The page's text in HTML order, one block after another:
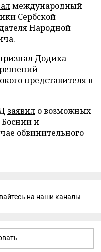
международный
Сербской
Народной
Додика
представителя в
заявил о возможных
Боснии и
обвинительного
на наши каналы